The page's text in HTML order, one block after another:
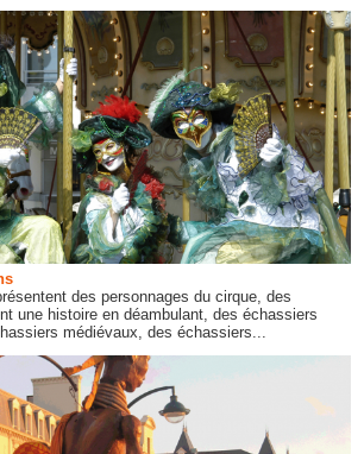
des personnages du cirque, des
une histoire en déambulant, des échassiers
médiévaux, des échassiers...